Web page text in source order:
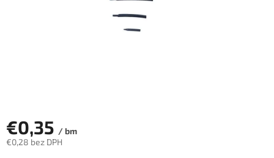
€0,35 / bm
€0,28 bez DPH